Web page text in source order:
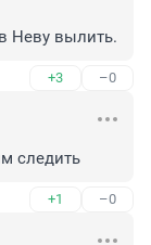
Неву вылить.
+3 –0
следить
+1 –0